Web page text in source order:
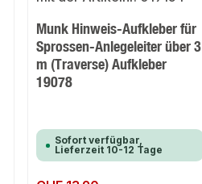
Munk Hinweis-Aufkleber für
Sprossen-Anlegeleiter über 3
m (Traverse) Aufkleber
19078
Sofort verfügbar,
Lieferzeit 10-12 Tage